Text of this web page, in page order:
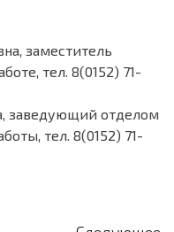
заместитель
тел. 8(0152) 71-
заведующий отделом
тел. 8(0152) 71-